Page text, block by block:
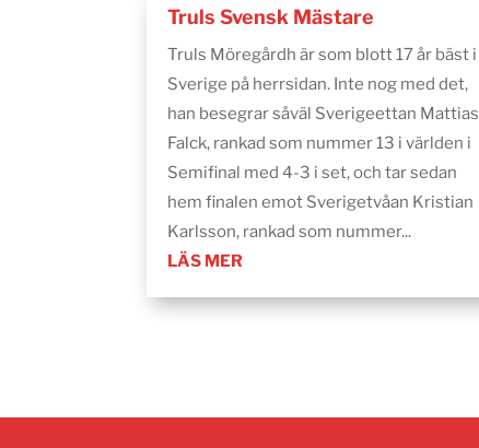
Truls Svensk Mästare
Truls Möregårdh är som blott 17 år bäst i
Sverige på herrsidan. Inte nog med det,
han besegrar såväl Sverigeettan Mattias
Falck, rankad som nummer 13 i världen i
Semifinal med 4-3 i set, och tar sedan
hem finalen emot Sverigetvåan Kristian
Karlsson, rankad som nummer...
LÄS MER